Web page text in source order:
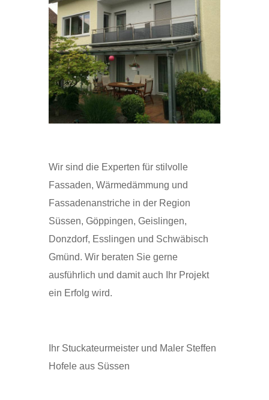
Wir sind die Experten für stilvolle
Fassaden, Wärmedämmung und
Fassadenanstriche in der Region
Süssen, Göppingen, Geislingen,
Donzdorf, Esslingen und Schwäbisch
Gmünd. Wir beraten Sie gerne
ausführlich und damit auch Ihr Projekt
ein Erfolg wird.
Ihr Stuckateurmeister und Maler Steffen
Hofele aus Süssen